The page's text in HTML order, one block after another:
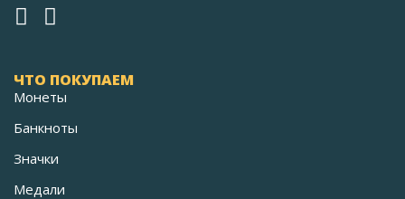
ЧТО ПОКУПАЕМ
Монеты
Банкноты
Значки
Медали